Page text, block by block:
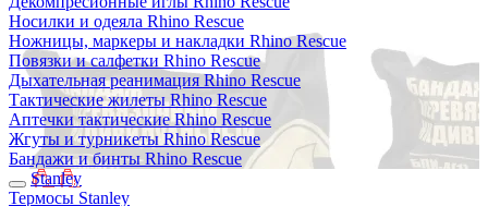
Носилки и одеяла Rhino Rescue
Ножницы, маркеры и накладки Rhino Rescue
Повязки и салфетки Rhino Rescue
Дыхательная реанимация Rhino Rescue
Тактические жилеты Rhino Rescue
Аптечки тактические Rhino Rescue
Жгуты и турникеты Rhino Rescue
Бандажи и бинты Rhino Rescue
Stanley
Термосы Stanley